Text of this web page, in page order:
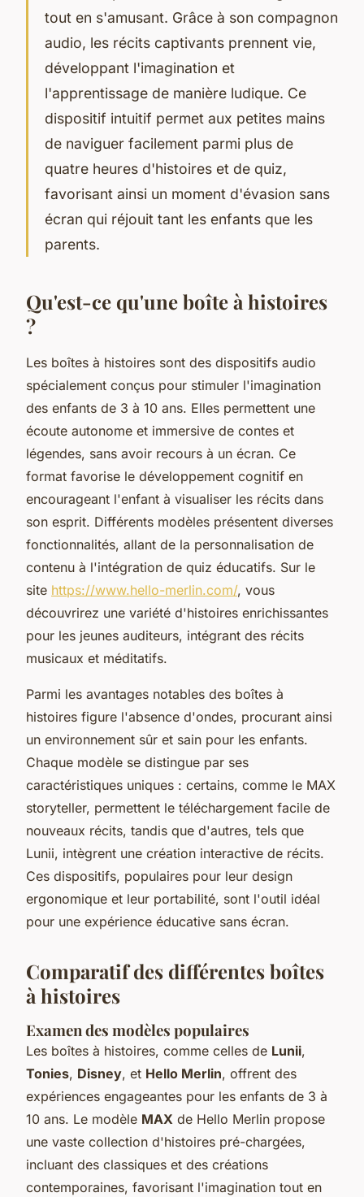
tout en s'amusant. Grâce à son compagnon
audio, les récits captivants prennent vie,
développant l'imagination et
l'apprentissage de manière ludique. Ce
dispositif intuitif permet aux petites mains
de naviguer facilement parmi plus de
quatre heures d'histoires et de quiz,
favorisant ainsi un moment d'évasion sans
écran qui réjouit tant les enfants que les
parents.
Qu'est-ce qu'une boîte à histoires
?
Les boîtes à histoires sont des dispositifs audio
spécialement conçus pour stimuler l'imagination
des enfants de 3 à 10 ans. Elles permettent une
écoute autonome et immersive de contes et
légendes, sans avoir recours à un écran. Ce
format favorise le développement cognitif en
encourageant l'enfant à visualiser les récits dans
son esprit. Différents modèles présentent diverses
fonctionnalités, allant de la personnalisation de
contenu à l'intégration de quiz éducatifs. Sur le
site https://www.hello-merlin.com/, vous
découvrirez une variété d'histoires enrichissantes
pour les jeunes auditeurs, intégrant des récits
musicaux et méditatifs.
Parmi les avantages notables des boîtes à
histoires figure l'absence d'ondes, procurant ainsi
un environnement sûr et sain pour les enfants.
Chaque modèle se distingue par ses
caractéristiques uniques : certains, comme le MAX
storyteller, permettent le téléchargement facile de
nouveaux récits, tandis que d'autres, tels que
Lunii, intègrent une création interactive de récits.
Ces dispositifs, populaires pour leur design
ergonomique et leur portabilité, sont l'outil idéal
pour une expérience éducative sans écran.
Comparatif des différentes boîtes
à histoires
Examen des modèles populaires
Les boîtes à histoires, comme celles de Lunii,
Tonies, Disney, et Hello Merlin, offrent des
expériences engageantes pour les enfants de 3 à
10 ans. Le modèle MAX de Hello Merlin propose
une vaste collection d'histoires pré-chargées,
incluant des classiques et des créations
contemporaines, favorisant l'imagination tout en